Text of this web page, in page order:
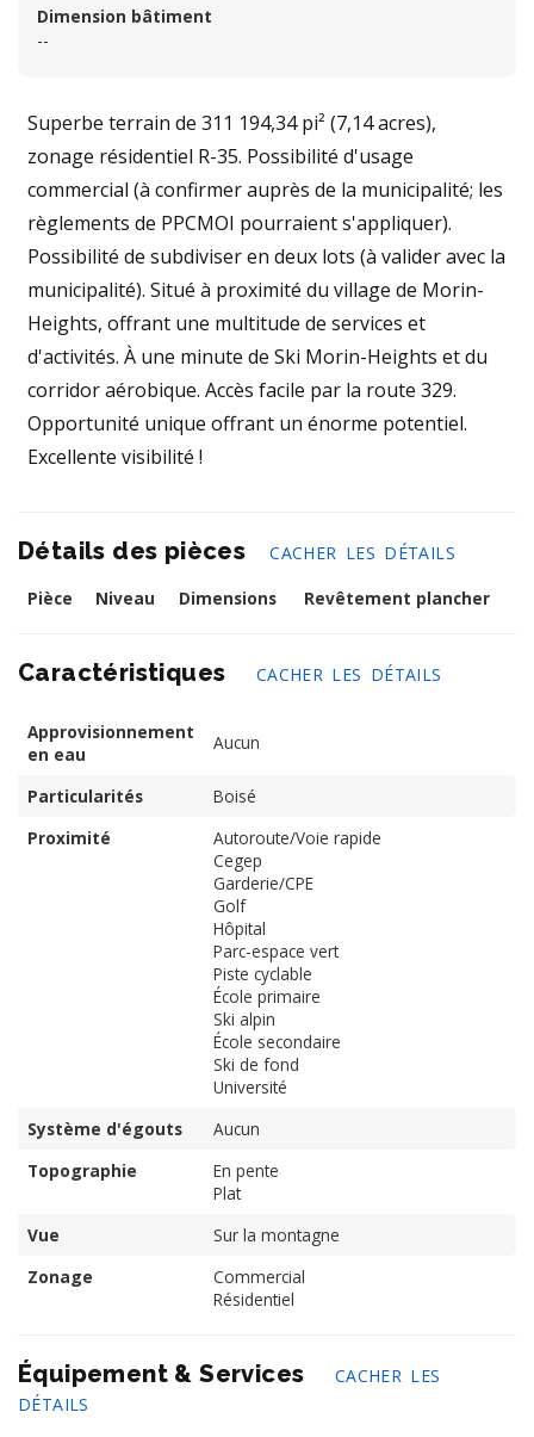
Dimension bâtiment
--
Superbe terrain de 311 194,34 pi² (7,14 acres),
zonage résidentiel R-35. Possibilité d'usage
commercial (à confirmer auprès de la municipalité; les
règlements de PPCMOI pourraient s'appliquer).
Possibilité de subdiviser en deux lots (à valider avec la
municipalité). Situé à proximité du village de Morin-
Heights, offrant une multitude de services et
d'activités. À une minute de Ski Morin-Heights et du
corridor aérobique. Accès facile par la route 329.
Opportunité unique offrant un énorme potentiel.
Excellente visibilité !
Détails des pièces
CACHER LES DÉTAILS
Pièce
Niveau Dimensions Revêtement plancher
Caractéristiques CACHER LES DÉTAILS
Approvisionnement
en eau
Aucun
Particularités
Boisé
Proximité
Autoroute/Voie rapide
Cegep
Garderie/CPE
Golf
Hôpital
Parc-espace vert
Piste cyclable
École primaire
Ski alpin
École secondaire
Ski de fond
Université
Système d'égouts
Aucun
Topographie
En pente
Plat
Vue
Sur la montagne
Zonage
Commercial
Résidentiel
Équipement & Services
CACHER LES
DÉTAILS